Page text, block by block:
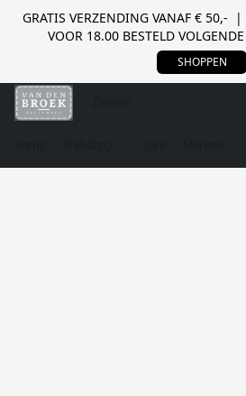
GRATIS VERZENDING VANAF €
VOOR 18.00 BESTELD
SHOPPEN